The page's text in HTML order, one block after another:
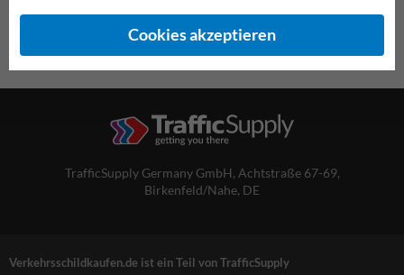
TrafficSupply Germany GmbH, Achtstraße 67-69,
Birkenfeld/Nahe, DE
Verkehrsschildkaufen.de ist ein Teil von TrafficSupply
Cookies akzeptieren